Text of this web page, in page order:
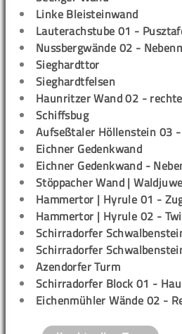
Linke Bleisteinwand
Lauterachstube 01 -
Nussbergwände 02 -
Sieghardttor
Sieghardtfelsen
Haunritzer Wand 02 -
Schiffsbug
Aufseßtaler Höllenstein 03
Eichner Gedenkwand
Eichner Gedenkwand -
Stöppacher Wand |
Hammertor | Hyrule 01 -
Hammertor | Hyrule 02 -
Schirradorfer
Schirradorfer
Azendorfer Turm
Schirradorfer Block 01 -
Eichenmühler Wände 02 -